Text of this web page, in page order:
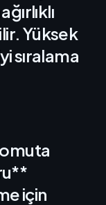
Yüksek
sıralama
için